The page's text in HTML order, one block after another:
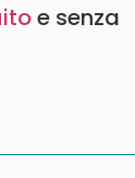
e senza